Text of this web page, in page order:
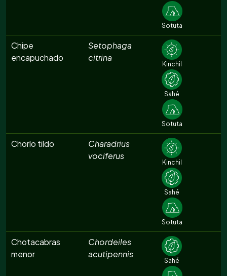
Sotuta
Chipe
encapuchado
Setophaga
citrina
Kinchil
Sahé
Sotuta
Chorlo tildo
Charadrius
vociferus
Kinchil
Sahé
Sotuta
Chotacabras
menor
Chordeiles
acutipennis
Sahé